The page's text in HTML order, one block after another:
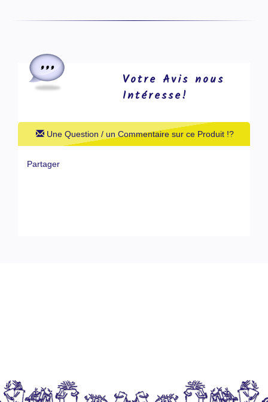
Votre Avis nous
Intéresse!
Une Question / un Commentaire sur ce Produit !?
Partager